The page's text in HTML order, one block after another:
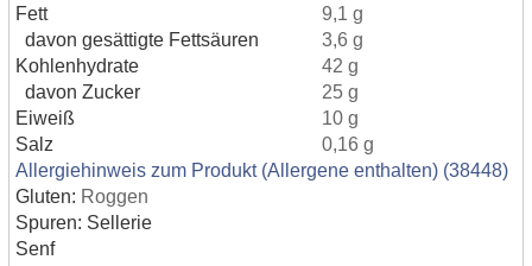
Fett
9,1 g
davon gesättigte Fettsäuren
3,6 g
Kohlenhydrate
42 g
davon Zucker
25 g
Eiweiß
10 g
Salz
0,16 g
Allergiehinweis zum Produkt (Allergene enthalten) (38448)
Gluten: Roggen
Spuren: Sellerie
Senf